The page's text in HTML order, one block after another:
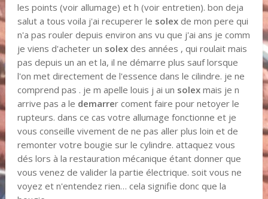
les points (voir allumage) et h (voir entretien). bon deja
salut a tous voila j'ai recuperer le solexde mon pere qui
n'a pas rouler depuis environ ans vu que j'ai ans je comm
je viens d'acheter un solexdes années , qui roulait mais
pas depuis un an et la, il ne démarre plus sauf lorsque
l'on met directement de l'essence dans le cilindre. je ne
comprend pas . je m apelle louis j ai un solexmais je n
arrive pas a le demarrer coment faire pour netoyer le
rupteurs. dans ce cas votre allumage fonctionne et je
vous conseille vivement de ne pas aller plus loin et de
remonter votre bougie sur le cylindre. attaquez vous
dés lors à la restauration mécanique étant donner que
vous venez de valider la partie électrique. soit vous ne
voyez et n'entendez rien… cela signifie donc que la